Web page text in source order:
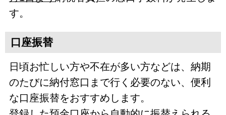
す。
口座振替
日頃お忙しい方や不在が多い方などは、納期
のたびに納付窓口まで行く必要のない、便利
な口座振替をおすすめします。